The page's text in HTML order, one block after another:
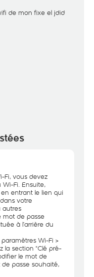
de mon fixe el jdid
Fi, vous devez
Fi. Ensuite,
entrant le lien qui
dans votre
autres
mot de passe
à l’arrière du
Wi-Fi >
la section "Clé pré-
le mot de
passe souhaité,